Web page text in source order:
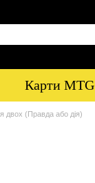
Карти MTG
двох (Правда або дія)